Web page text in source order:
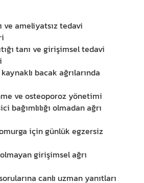
ve ameliyatsız tedavi
tanı ve girişimsel tedavi
bacak ağrılarında
ve osteoporoz yönetimi
bağımlılığı olmadan ağrı
omurga için günlük egzersiz
girişimsel ağrı
canlı uzman yanıtları